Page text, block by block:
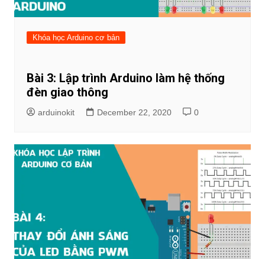
Khóa học Arduino cơ bản
Bài 3: Lập trình Arduino làm hệ thống
đèn giao thông
arduinokit December 22, 2020 0